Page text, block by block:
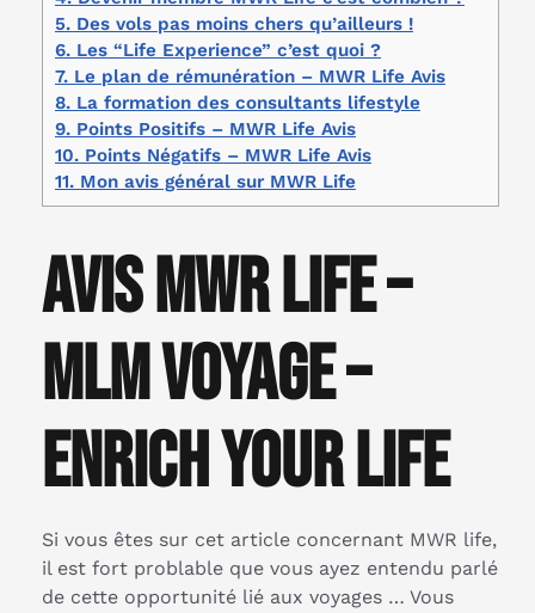
5. Des vols pas moins chers qu’ailleurs !
6. Les “Life Experience” c’est quoi ?
7. Le plan de rémunération – MWR Life Avis
8. La formation des consultants lifestyle
9. Points Positifs – MWR Life Avis
10. Points Négatifs – MWR Life Avis
11. Mon avis général sur MWR Life
Avis MWR Life –
MLM Voyage –
Enrich your life
Si vous êtes sur cet article concernant MWR life,
il est fort problable que vous ayez entendu parlé
de cette opportunité lié aux voyages … Vous